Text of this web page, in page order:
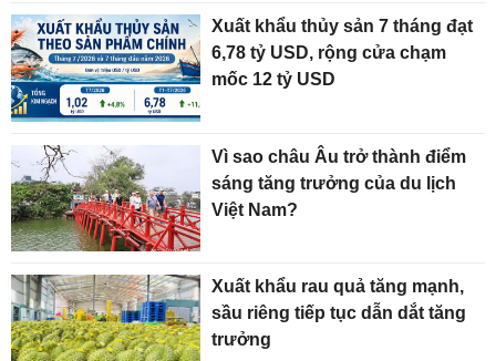
Xuất khẩu thủy sản 7 tháng đạt
6,78 tỷ USD, rộng cửa chạm
mốc 12 tỷ USD
Vì sao châu Âu trở thành điểm
sáng tăng trưởng của du lịch
Việt Nam?
Xuất khẩu rau quả tăng mạnh,
sầu riêng tiếp tục dẫn dắt tăng
trưởng